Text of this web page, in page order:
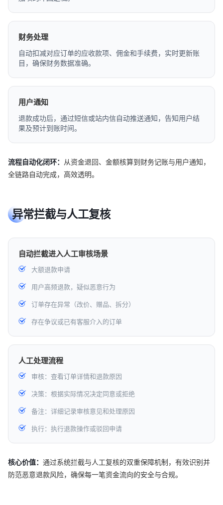
财务处理
自动扣减对应订单的应收款项、佣金和手续费，实时更新账
目，确保财务数据准确。
用户通知
退款成功后，通过短信或站内信自动推送通知，告知用户结
果及预计到账时间。
流程自动化闭环： 从资金退回、金额核算到财务记账与用户通知，
全链路自动完成，高效透明。
异常拦截与人工复核
自动拦截进入人工审核场景
大额退款申请
用户高频退款，疑似恶意行为
订单存在异常（改价、赠品、拆分）
存在争议或已有客服介入的订单
人工处理流程
审核：查看订单详情和退款原因
决策：根据实际情况决定同意或拒绝
备注：详细记录审核意见和处理原因
执行：执行退款操作或驳回申请
核心价值： 通过系统拦截与人工复核的双重保障机制，有效识别并
防范恶意退款风险，确保每一笔资金流向的安全与合规。